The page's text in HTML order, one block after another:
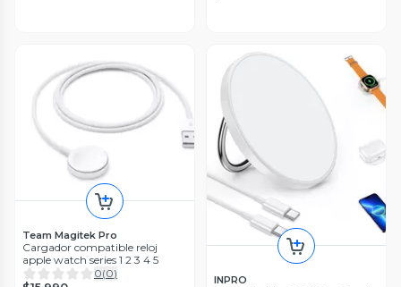
Team Magitek Pro
Cargador compatible reloj
apple watch series 1 2 3 4 5
0(0) INPRO